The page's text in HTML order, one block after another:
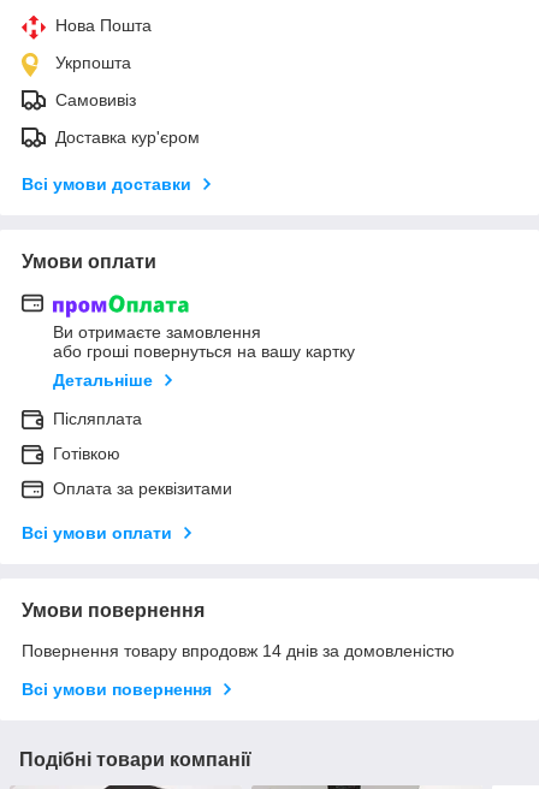
Нова Пошта
Укрпошта
Самовивіз
Доставка кур'єром
Всі умови доставки
Умови оплати
Ви отримаєте замовлення
або гроші повернуться на вашу картку
Детальніше
Післяплата
Готівкою
Оплата за реквізитами
Всі умови оплати
Умови повернення
Повернення товару впродовж 14 днів за домовленістю
Всі умови повернення
Подібні товари компанії